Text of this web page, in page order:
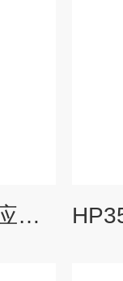
HP350ZW紫外红斑效应光谱辐照计